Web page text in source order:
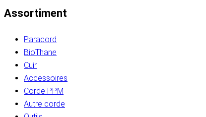
Assortiment
Paracord
BioThane
Cuir
Accessoires
Corde PPM
Autre corde